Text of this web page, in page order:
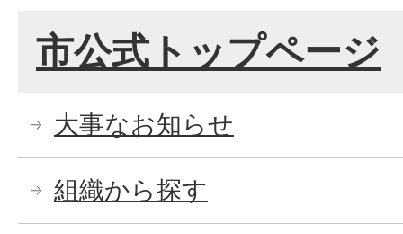
市公式トップページ
大事なお知らせ
組織から探す